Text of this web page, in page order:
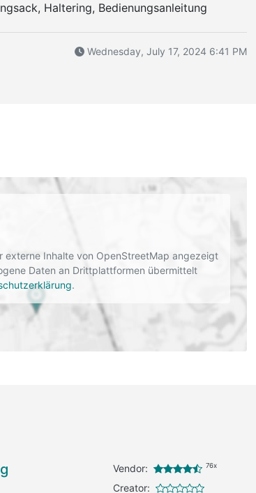
Haltering, Bedienungsanleitung
Wednesday, July 17, 2024 6:41 PM
externe Inhalte von OpenStreetMap angezeigt
Daten an Drittplattformen übermittelt
.
Vendor: 76x
Creator: